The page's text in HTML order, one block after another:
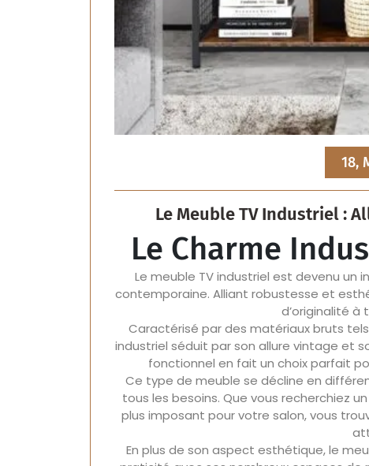
18,
Le Meuble TV Industriel :
Le Charme
Le meuble TV industriel est devenu un
contemporaine. Alliant robustesse et
d’originalité à
Caractérisé par des matériaux bruts
industriel séduit par son allure vintage et
fonctionnel en fait un choix parfait
Ce type de meuble se décline en
tous les besoins. Que vous recherchiez
plus imposant pour votre salon, vous
En plus de son aspect esthétique, le